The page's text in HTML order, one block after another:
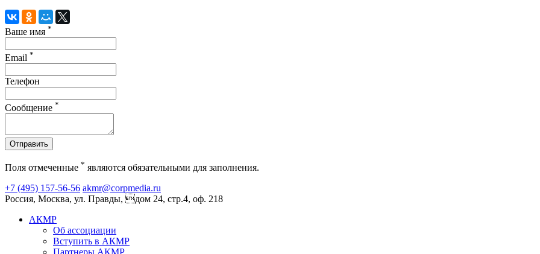
Ваше имя *
Email *
Телефон
Сообщение *
Отправить
Поля отмеченные * являются обязательными для заполнения.
+7 (495) 157-56-56 akmr@corpmedia.ru
Россия, Москва, ул. Правды, дом 24, стр.4, оф. 218
АКМР
Об ассоциации
Вступить в АКМР
Партнеры АКМР